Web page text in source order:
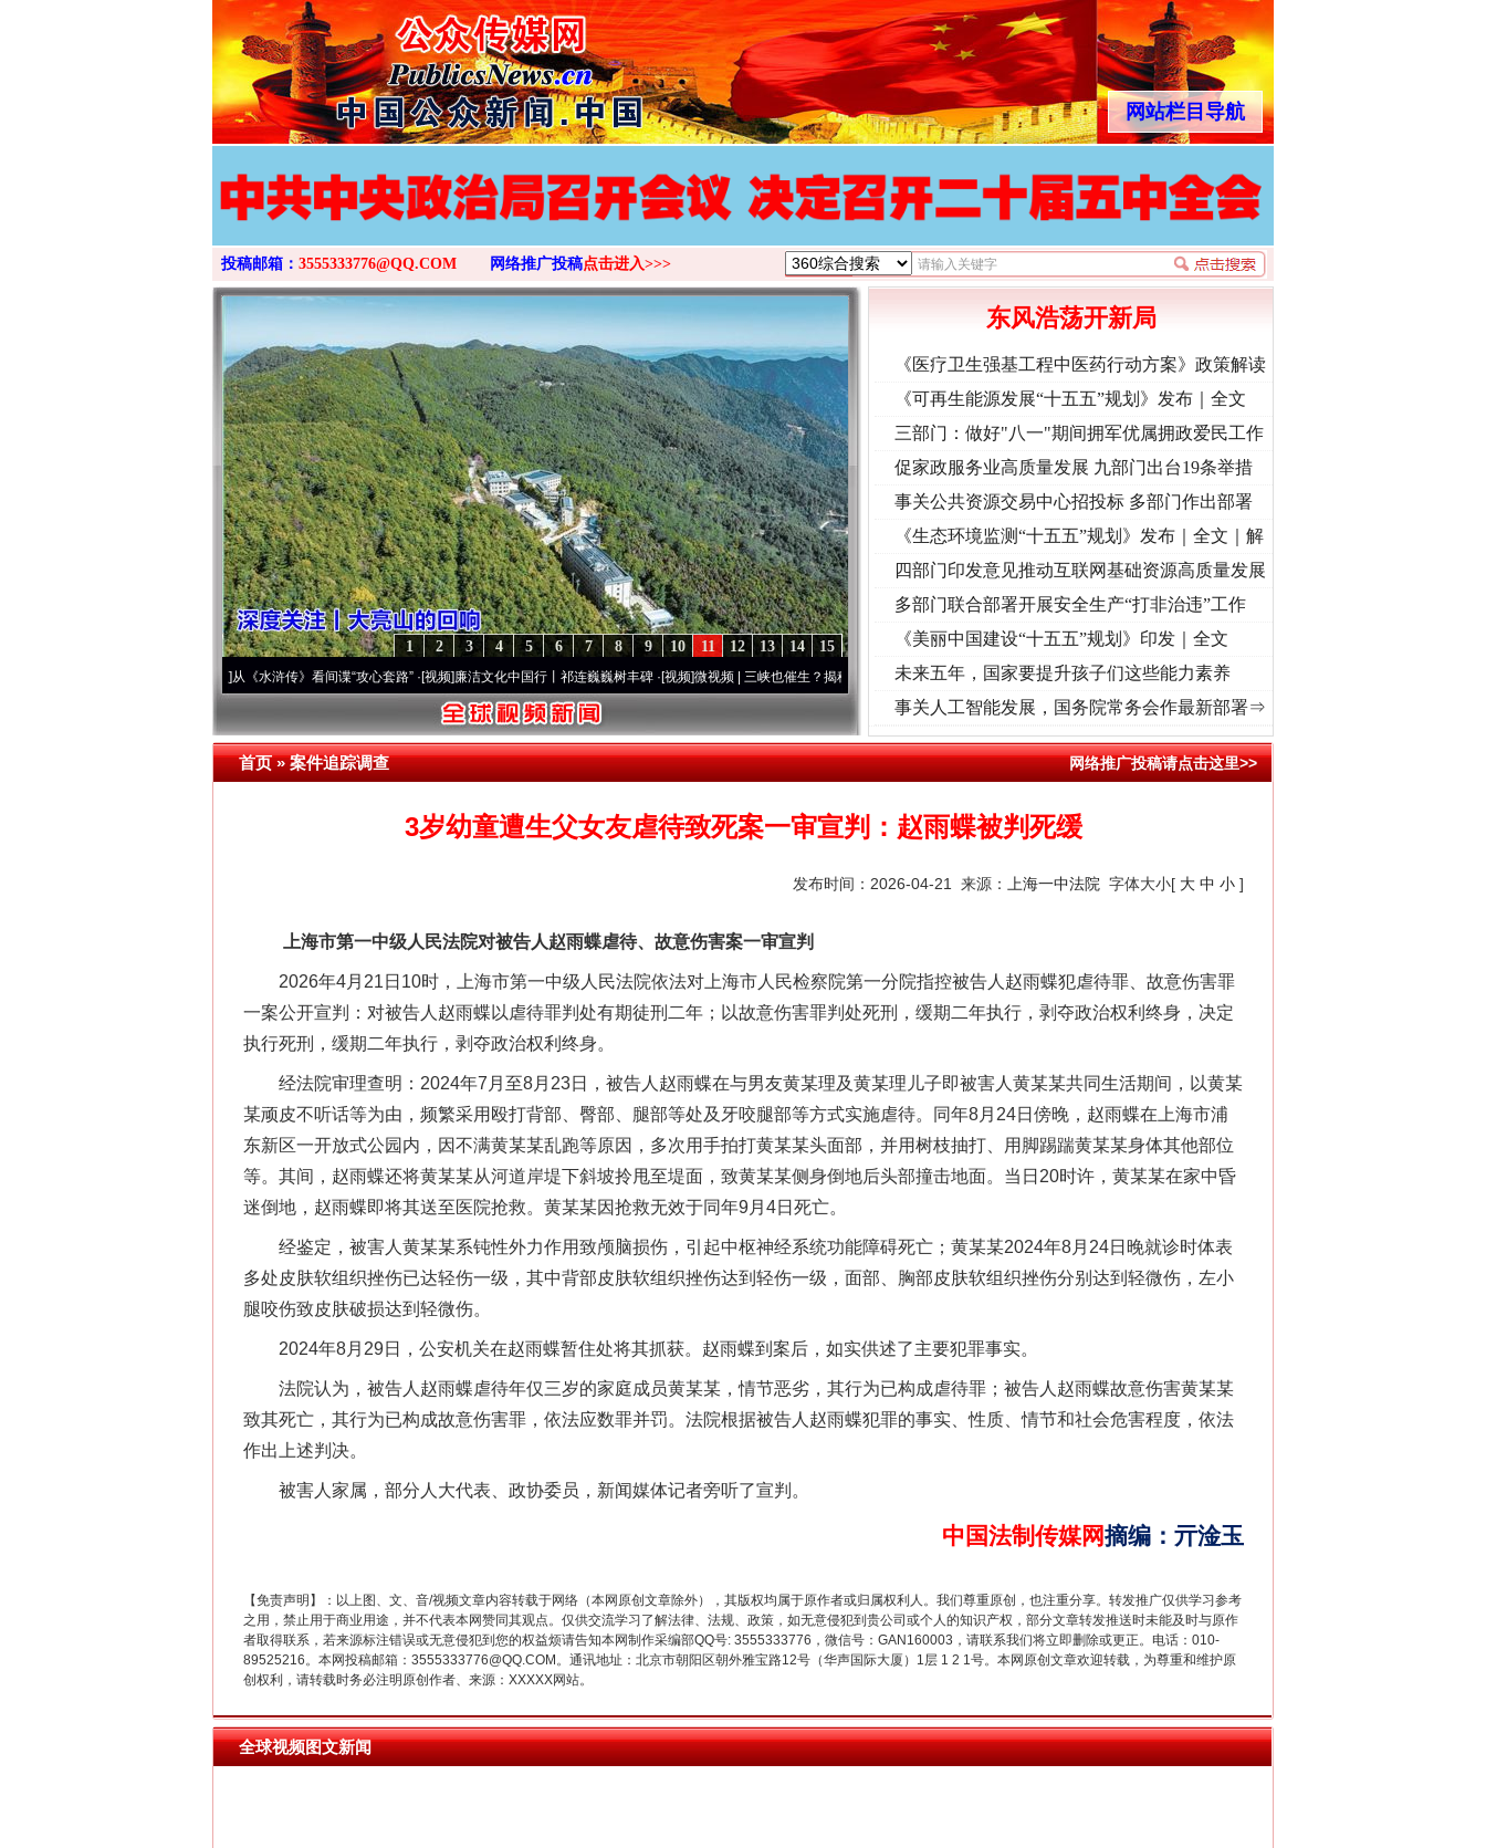
网站栏目导航
投稿邮箱： 3555333776@QQ.COM 网络推广投稿点击进入>>>
15
14
13
12
11
10
9
8
7
6
5
4
3
2
1
从《水浒传》看间谍“攻心套路”·[视频]廉洁文化中国行丨祁连巍巍树丰碑·[视频]微视频 | 三峡也催生？揭秘生态调度“流量密..·[视频]廉洁文化中国行 | 遵义：雄关漫道展新颜..·[视频]衣柜里的秘密
东风浩荡开新局
《医疗卫生强基工程中医药行动方案》政策解读
《可再生能源发展“十五五”规划》发布｜全文
三部门：做好"八一"期间拥军优属拥政爱民工作
促家政服务业高质量发展 九部门出台19条举措
事关公共资源交易中心招投标 多部门作出部署
《生态环境监测“十五五”规划》发布｜全文｜解
读
四部门印发意见推动互联网基础资源高质量发展
多部门联合部署开展安全生产“打非治违”工作
《美丽中国建设“十五五”规划》印发｜全文
未来五年，国家要提升孩子们这些能力素养
事关人工智能发展，国务院常务会作最新部署⇒
首页»案件追踪调查 网络推广投稿请点击这里>>
3岁幼童遭生父女友虐待致死案一审宣判：赵雨蝶被判死缓
发布时间：2026-04-21 来源： 上海一中法院 字体大小[ 大 中 小 ]
上海市第一中级人民法院对被告人赵雨蝶虐待、故意伤害案一审宣判
2026年4月21日10时，上海市第一中级人民法院依法对上海市人民检察院第一分院指控被告人赵雨蝶犯虐待罪、故意伤害罪
一案公开宣判：对被告人赵雨蝶以虐待罪判处有期徒刑二年；以故意伤害罪判处死刑，缓期二年执行，剥夺政治权利终身，决定
执行死刑，缓期二年执行，剥夺政治权利终身。
经法院审理查明：2024年7月至8月23日，被告人赵雨蝶在与男友黄某理及黄某理儿子即被害人黄某某共同生活期间，以黄某
某顽皮不听话等为由，频繁采用殴打背部、臀部、腿部等处及牙咬腿部等方式实施虐待。同年8月24日傍晚，赵雨蝶在上海市浦
东新区一开放式公园内，因不满黄某某乱跑等原因，多次用手拍打黄某某头面部，并用树枝抽打、用脚踢踹黄某某身体其他部位
等。其间，赵雨蝶还将黄某某从河道岸堤下斜坡拎甩至堤面，致黄某某侧身倒地后头部撞击地面。当日20时许，黄某某在家中昏
迷倒地，赵雨蝶即将其送至医院抢救。黄某某因抢救无效于同年9月4日死亡。
经鉴定，被害人黄某某系钝性外力作用致颅脑损伤，引起中枢神经系统功能障碍死亡；黄某某2024年8月24日晚就诊时体表
多处皮肤软组织挫伤已达轻伤一级，其中背部皮肤软组织挫伤达到轻伤一级，面部、胸部皮肤软组织挫伤分别达到轻微伤，左小
腿咬伤致皮肤破损达到轻微伤。
2024年8月29日，公安机关在赵雨蝶暂住处将其抓获。赵雨蝶到案后，如实供述了主要犯罪事实。
法院认为，被告人赵雨蝶虐待年仅三岁的家庭成员黄某某，情节恶劣，其行为已构成虐待罪；被告人赵雨蝶故意伤害黄某某
致其死亡，其行为已构成故意伤害罪，依法应数罪并罚。法院根据被告人赵雨蝶犯罪的事实、性质、情节和社会危害程度，依法
作出上述判决。
被害人家属，部分人大代表、政协委员，新闻媒体记者旁听了宣判。
中国法制传媒网摘编 ： 亓淦玉
【免责声明】：以上图、文、音/视频文章内容转载于网络（本网原创文章除外），其版权均属于原作者或归属权利人。我们尊重原创，也注重分享。转发推广仅供学习参考
之用，禁止用于商业用途，并不代表本网赞同其观点。仅供交流学习了解法律、法规、政策，如无意侵犯到贵公司或个人的知识产权，部分文章转发推送时未能及时与原作
者取得联系，若来源标注错误或无意侵犯到您的权益烦请告知本网制作采编部QQ号: 3555333776，微信号：GAN160003，请联系我们将立即删除或更正。电话：010-
89525216。本网投稿邮箱：3555333776@QQ.COM。通讯地址：北京市朝阳区朝外雅宝路12号（华声国际大厦）1层 1 2 1号。本网原创文章欢迎转载，为尊重和维护原
创权利，请转载时务必注明原创作者、来源：XXXXX网站。
全球视频图文新闻
网上购药对药下症？
茶叶“炒上天”
“神药”背后的真相
这是一记警钟！ 谢谢有你温暖了四季
在谋一域中谋全局
今年投资意愿榜揭晓 新中国诞生的见证
千亩耕地变“别墅”